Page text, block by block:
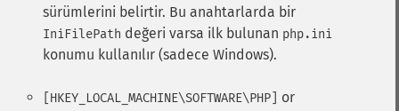
sürümlerini belirtir. Bu anahtarlarda bir
IniFilePath değeri varsa ilk bulunan php.ini
konumu kullanılır (sadece Windows).
[HKEY_LOCAL_MACHINE\SOFTWARE\PHP] or